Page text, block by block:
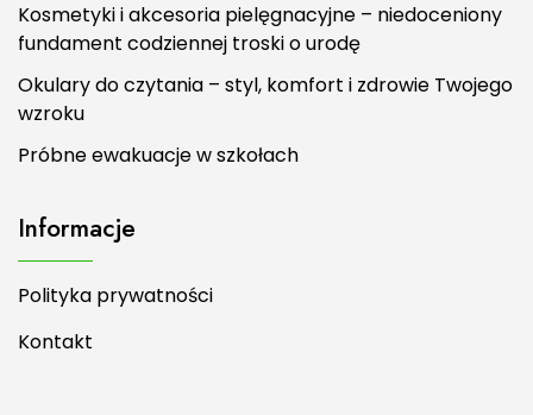
Kosmetyki i akcesoria pielęgnacyjne – niedoceniony
fundament codziennej troski o urodę
Okulary do czytania – styl, komfort i zdrowie Twojego
wzroku
Próbne ewakuacje w szkołach
Informacje
Polityka prywatności
Kontakt